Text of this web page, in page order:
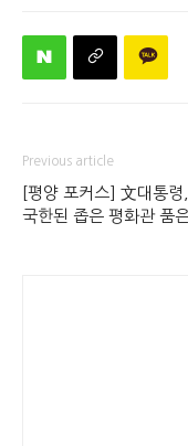
Previous article
[평양 포커스] 文대통령
국한된 좁은 평화관 품